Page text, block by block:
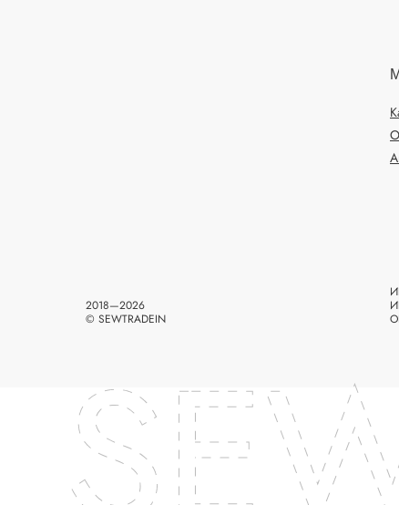
2018—2026
© SEWTRADEIN